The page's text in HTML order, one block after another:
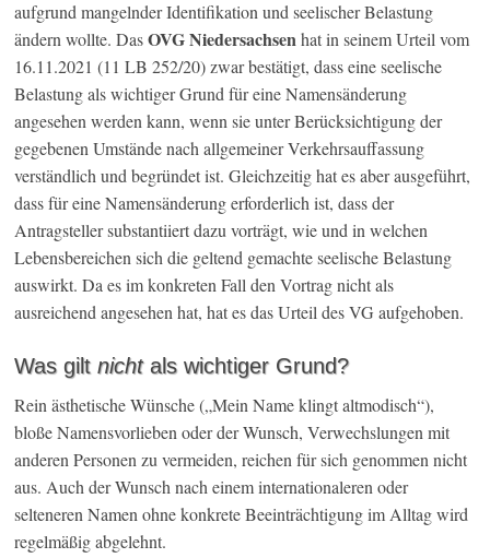
aufgrund mangelnder Identifikation und seelischer Belastung
ändern wollte. DasOVG Niedersachsenhat in seinem Urteil vom
16.11.2021 (11 LB 252/20) zwar bestätigt, dass eine seelische
Belastung als wichtiger Grund für eine Namensänderung
angesehen werden kann, wenn sie unter Berücksichtigung der
gegebenen Umstände nach allgemeiner Verkehrsauffassung
verständlich und begründet ist. Gleichzeitig hat es aber ausgeführt,
dass für eine Namensänderung erforderlich ist, dass der
Antragsteller substantiiert dazu vorträgt, wie und in welchen
Lebensbereichen sich die geltend gemachte seelische Belastung
auswirkt. Da es im konkreten Fall den Vortrag nicht als
ausreichend angesehen hat, hat es das Urteil des VG aufgehoben.
Was giltnichtals wichtiger Grund?
Rein ästhetische Wünsche („Mein Name klingt altmodisch“),
bloße Namensvorlieben oder der Wunsch, Verwechslungen mit
anderen Personen zu vermeiden, reichen für sich genommen nicht
aus. Auch der Wunsch nach einem internationaleren oder
selteneren Namen ohne konkrete Beeinträchtigung im Alltag wird
regelmäßig abgelehnt.